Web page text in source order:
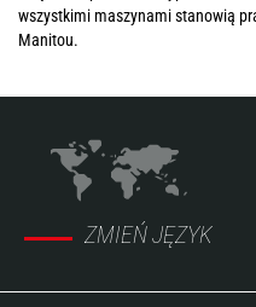
wszystkimi maszynami stanowią
Manitou.
ZMIEŃ JĘZYK